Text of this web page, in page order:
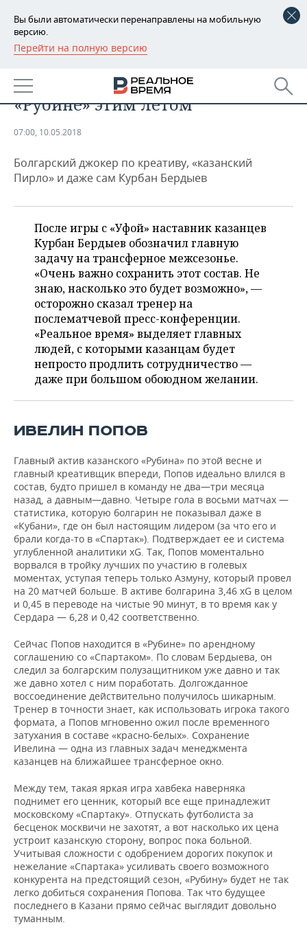
Вы были автоматически перенаправлены на мобильную
версию.
Перейти на полную версию
РЕГИОНЫ
БАШКОРТОСТАН
ТАТАРСТАН
НОВОСТИ
АНАЛИТИКА
ДЕКЛАРАЦИИ О ДОХОДАХ
КОРОЛИ ГОСЗАКАЗА ПФО
ВУЗЫ ТАТАРСТАНА
КОМУ ПРИНАДЛЕЖАТ
ТОРГОВЫЕ ЦЕНТРЫ
ТАТАРСТАНА
НОВОСТИ ЭКОНОМИКИ
ФИНАНСЫ
БАНКИ
БЮДЖЕТ
ИНВЕСТИЦИИ
ПРОМЫШЛЕННОСТЬ
НОВОСТИ
АГРОПРОМ
МАШИНОСТРОЕНИЕ
НЕФТЕХИМИЯ
НЕФТЬ
ОПК
НЕДВИЖИМОСТЬ
НОВОСТИ НЕДВИЖИМОСТИ
АВТО
НОВОСТИ АВТО
БИЗНЕС
НОВОСТИ БИЗНЕСА
РОЗНИЧНАЯ ТОРГОВЛЯ
ТРАНСПОРТ
ТЕХНОЛОГИИ
НОВОСТИ ТЕХНОЛОГИЙ
ТЕЛЕКОММУНИКАЦИИ
МЕРОПРИЯТИЯ
НОВОСТИ МЕРОПРИЯТИЙ
БИЗНЕС-БРАНЧИ
ONLINE-КОНФЕРЕНЦИИ
ОТКРЫТАЯ ЛЕКЦИЯ
СПОРТ
ФУТБОЛ
ХОККЕЙ
БАСКЕТБОЛ
ВОЛЕЙБОЛ
КИБЕРСПОРТ
ФИГУРНОЕ КАТАНИЕ
ВОДНЫЕ ВИДЫ СПОРТА
ХОККЕЙ С МЯЧОМ
ОБЩЕСТВО
НОВОСТИ ОБЩЕСТВА
ВЛАСТЬ
ИНФРАСТРУКТУРА
ИСТОРИЯ
КУЛЬТУРА
МЕДИЦИНА
ОБРАЗОВАНИЕ
ПРОИСШЕСТВИЯ
ФОТОГАЛЕРЕЯ
СЮЖЕТЫ
СПРАВОЧНИК
СПИСОК ПЕРСОН
СПИСОК КОМПАНИЙ
ПОЛНАЯ ВЕРСИЯ
Кого будет сложно сохранить в
«Рубине» этим летом
07:00, 10.05.2018
Болгарский джокер по креативу, «казанский
Пирло» и даже сам Курбан Бердыев
После игры с «Уфой» наставник казанцев
Курбан Бердыев обозначил главную
задачу на трансферное межсезонье.
«Очень важно сохранить этот состав. Не
знаю, насколько это будет возможно», —
осторожно сказал тренер на
послематчевой пресс-конференции.
«Реальное время» выделяет главных
людей, с которыми казанцам будет
непросто продлить сотрудничество —
даже при большом обоюдном желании.
ИВЕЛИН ПОПОВ
Главный актив казанского «Рубина» по этой весне и
главный креативщик впереди, Попов идеально влился в
состав, будто пришел в команду не два—три месяца
назад, а давным—давно. Четыре гола в восьми матчах —
статистика, которую болгарин не показывал даже в
«Кубани», где он был настоящим лидером (за что его и
брали когда-то в «Спартак»). Подтверждает ее и система
углубленной аналитики xG. Так, Попов моментально
ворвался в тройку лучших по участию в голевых
моментах, уступая теперь только Азмуну, который провел
на 20 матчей больше. В активе болгарина 3,46 xG в целом
и 0,45 в переводе на чистые 90 минут, в то время как у
Сердара — 6,28 и 0,42 соответственно.
Сейчас Попов находится в «Рубине» по арендному
соглашению со «Спартаком». По словам Бердыева, он
следил за болгарским полузащитником уже давно и так
же давно хотел с ним поработать. Долгожданное
воссоединение действительно получилось шикарным.
Тренер в точности знает, как использовать игрока такого
формата, а Попов мгновенно ожил после временного
затухания в составе «красно-белых». Сохранение
Ивелина — одна из главных задач менеджмента
казанцев на ближайшее трансферное окно.
Между тем, такая яркая игра хавбека наверняка
поднимет его ценник, который все еще принадлежит
московскому «Спартаку». Отпускать футболиста за
бесценок москвичи не захотят, а вот насколько их цена
устроит казанскую сторону, вопрос пока больной.
Учитывая сложности с одобрением дорогих покупок и
нежелание «Спартака» усиливать своего возможного
конкурента на предстоящий сезон, «Рубину» будет не так
легко добиться сохранения Попова. Так что будущее
последнего в Казани прямо сейчас выглядит довольно
туманным.